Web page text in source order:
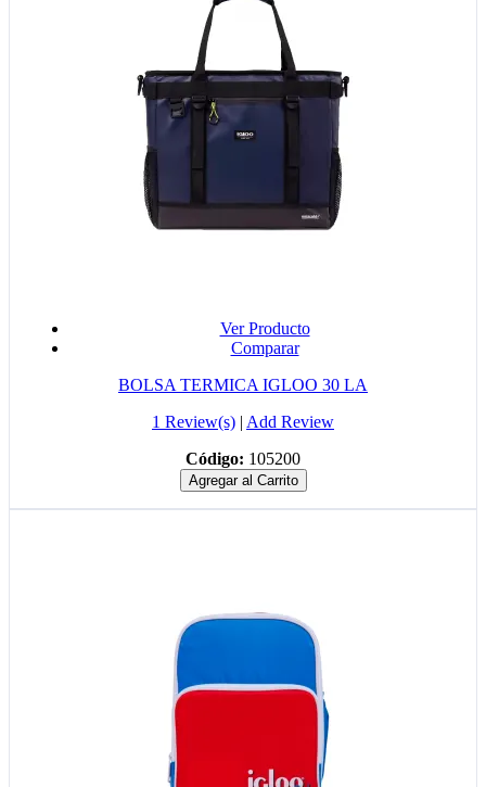
Ver Producto
Comparar
BOLSA TERMICA IGLOO 30 LA
1 Review(s) | Add Review
Código: 105200
Agregar al Carrito